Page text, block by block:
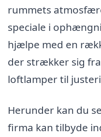
rummets
speciale i
hjælpe med en
der strækker sig
loftlamper til
Herunder kan du
firma kan tilbyde